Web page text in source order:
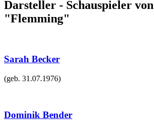
Darsteller - Schauspieler von
"Flemming"
Sarah Becker
(geb. 31.07.1976)
Dominik Bender